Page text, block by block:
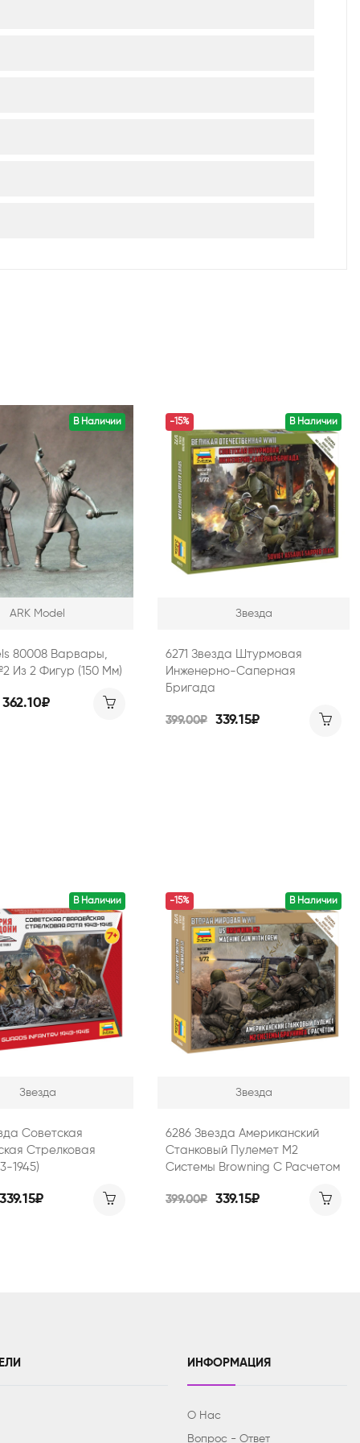
В Наличии
ARK Model
80008 Варвары,
Из 2 Фигур (150 Мм)
362.10₽
В Наличии
-15%
Звезда
6271 Звезда Штурмовая
Инженерно-Саперная
Бригада
399.00₽ 339.15₽
В Наличии
Звезда
Советская
Стрелковая
1945)
339.15₽
В Наличии
-15%
Звезда
6286 Звезда Американский
Станковый Пулемет М2
Системы Browning С Расчетом
399.00₽ 339.15₽
ИНФОРМАЦИЯ
О Нас
Вопрос - Ответ